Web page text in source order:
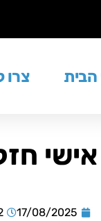
הבית צרו
17/08/2025